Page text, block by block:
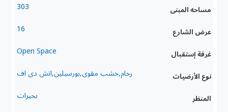
مساحه المبنى 303
عرض الشارع 16
غرفة إستقبال Open Space
نوع الأرضيات رخام,خشب مقوى,بورسيلين,اتش دى اف
المنظر بحيرات